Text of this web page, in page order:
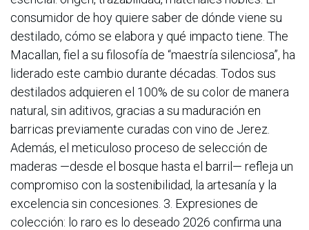
consumidor de hoy quiere saber de dónde viene su
destilado, cómo se elabora y qué impacto tiene. The
Macallan, fiel a su filosofía de “maestría silenciosa”, ha
liderado este cambio durante décadas. Todos sus
destilados adquieren el 100% de su color de manera
natural, sin aditivos, gracias a su maduración en
barricas previamente curadas con vino de Jerez.
Además, el meticuloso proceso de selección de
maderas —desde el bosque hasta el barril— refleja un
compromiso con la sostenibilidad, la artesanía y la
excelencia sin concesiones. 3. Expresiones de
colección: lo raro es lo deseado 2026 confirma una